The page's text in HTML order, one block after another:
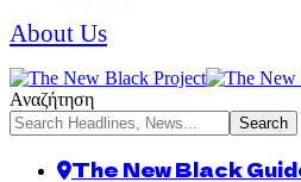
About Us
Αναζήτηση
The New Black